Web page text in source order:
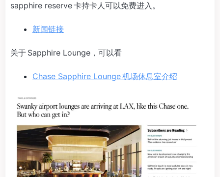
sapphire reserve 卡持卡人可以免费进入。
新闻链接
关于 Sapphire Lounge，可以看
Chase Sapphire Lounge 机场休息室介绍